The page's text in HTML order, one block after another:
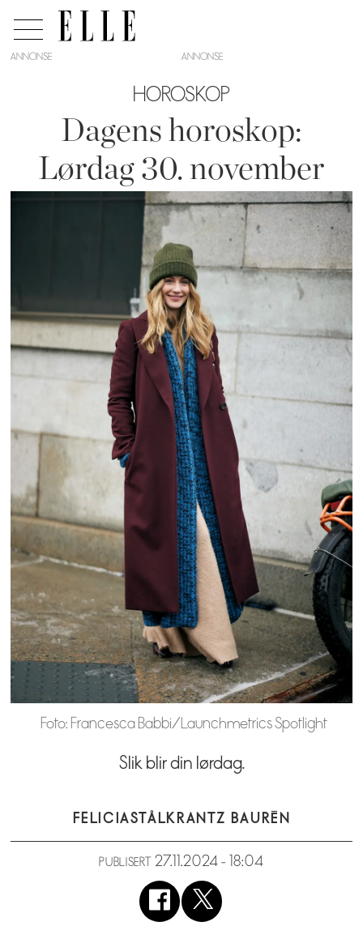
ANNONSE
HOROSKOP
Dagens horoskop:
Lørdag 30. november
Foto: Francesca Babbi/Launchmetrics Spotlight
Slik blir din lørdag.
FELICIASTÅLKRANTZ BAURÉN
PUBLISERT 27.11.2024 - 18:04